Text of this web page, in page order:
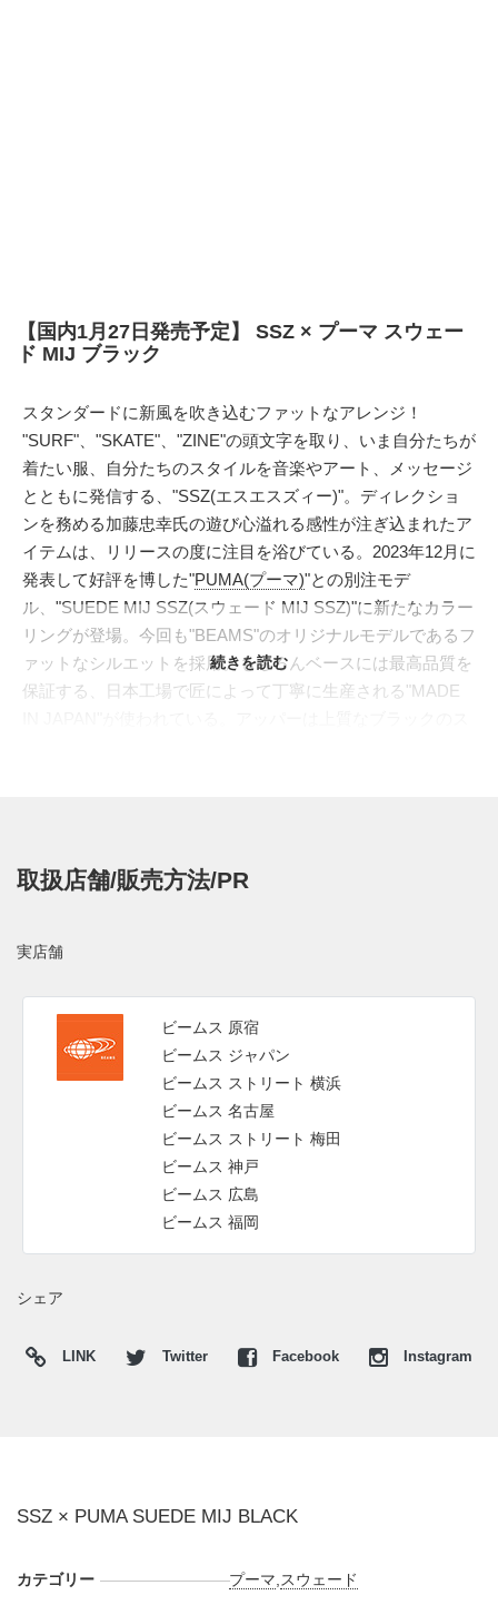
【国内1月27日発売予定】 SSZ × プーマ スウェー
ド MIJ ブラック
スタンダードに新風を吹き込むファットなアレンジ！
"SURF"、"SKATE"、"ZINE"の頭文字を取り、いま自分たちが
着たい服、自分たちのスタイルを音楽やアート、メッセージ
とともに発信する、"SSZ(エスエスズィー)"。ディレクショ
ンを務める加藤忠幸氏の遊び心溢れる感性が注ぎ込まれたア
イテムは、リリースの度に注目を浴びている。2023年12月に
発表して好評を博した"PUMA(プーマ)"との別注モデ
ル、"SUEDE MIJ SSZ(スウェード MIJ SSZ)"に新たなカラー
リングが登場。今回も"BEAMS"のオリジナルモデルであるフ
ァットなシルエットを採用。もちろんベースには最高品質を
保証する、日本工場で匠によって丁寧に生産される"MADE
見えるよう、複数枚のタグを縫い合わせて配置した。
定。価格は26,400円 (税込)。また新たな情報が入り次第、ス
続きを読む
取扱店舗/販売方法/PR
実店舗
ビームス 原宿
ビームス ジャパン
ビームス ストリート 横浜
ビームス 名古屋
ビームス ストリート 梅田
ビームス 神戸
ビームス 広島
ビームス 福岡
シェア
LINK Twitter Facebook Instagram
SSZ × PUMA SUEDE MIJ BLACK
カテゴリー プーマ スウェード